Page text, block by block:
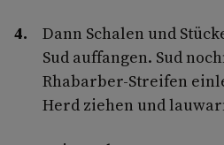
Dann Schalen und
Sud auffangen. Sud
Rhabarber-Streifen
Herd ziehen und